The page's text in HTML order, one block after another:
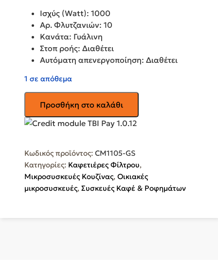
Ισχύς (Watt): 1000
Αρ. Φλυτζανιών: 10
Κανάτα: Γυάλινη
Στοπ ροής: Διαθέτει
Αυτόματη απενεργοποίηση: Διαθέτει
1 σε απόθεμα
Καφετιέρα
Φίλτρου
ποσότητα
Προσθήκη στο καλάθι
Κωδικός προϊόντος: CM1105-GS
Κατηγορίες: Καφετιέρες Φίλτρου,
Μικροσυσκευές Κουζίνας, Οικιακές
μικροσυσκευές, Συσκευές Καφέ & Ροφημάτων